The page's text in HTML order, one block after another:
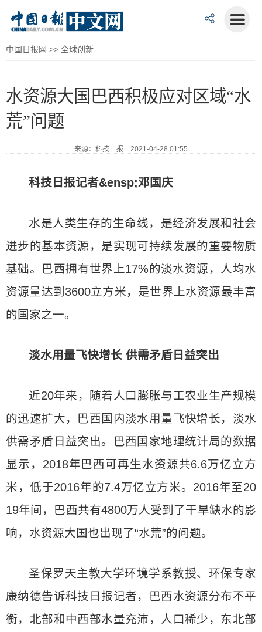
中国日报网 >> 全球创新
水资源大国巴西积极应对区域“水
荒”问题
来源：科技日报 2021-04-28 01:55
科技日报记者&ensp;邓国庆
水是人类生存的生命线，是经济发展和社会
进步的基本资源，是实现可持续发展的重要物质
基础。巴西拥有世界上17%的淡水资源，人均水
资源量达到3600立方米，是世界上水资源最丰富
的国家之一。
淡水用量飞快增长 供需矛盾日益突出
近20年来，随着人口膨胀与工农业生产规模
的迅速扩大，巴西国内淡水用量飞快增长，淡水
供需矛盾日益突出。巴西国家地理统计局的数据
显示，2018年巴西可再生水资源共6.6万亿立方
米，低于2016年的7.4万亿立方米。2016年至20
19年间，巴西共有4800万人受到了干旱缺水的影
响，水资源大国也出现了“水荒”的问题。
圣保罗天主教大学环境学系教授、环保专家
康纳德告诉科技日报记者，巴西水资源分布不平
衡，北部和中西部水量充沛，人口稀少，东北部